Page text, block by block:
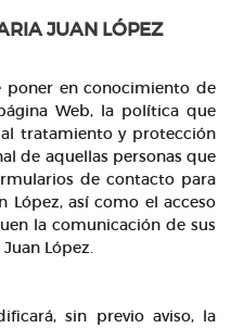
JUAN LÓPEZ
poner en conocimiento de
Web, la política que
tratamiento y protección
de aquellas personas que
de contacto para
López, así como el acceso
la comunicación de sus
López.
sin previo aviso, la